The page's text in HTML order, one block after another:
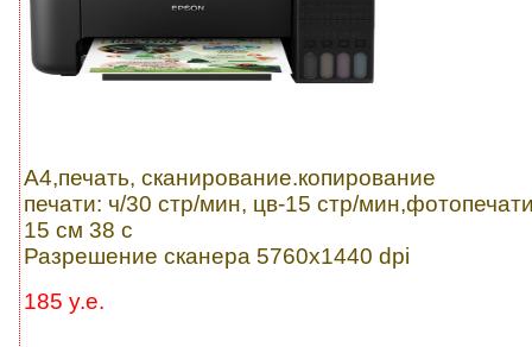
A4,печать, сканирование.копирование
печати: ч/30 стр/мин, цв-15 стр/
15 см 38 с
Разрешение сканера 5760x1440 dpi
185 y.e.